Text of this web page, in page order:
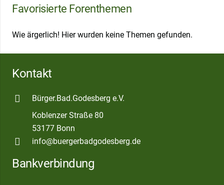
Favorisierte Forenthemen
Wie ärgerlich! Hier wurden keine Themen gefunden.
Kontakt
Bürger.Bad.Godesberg e.V.
Koblenzer Straße 80
53177 Bonn
info@buergerbadgodesberg.de
Bankverbindung